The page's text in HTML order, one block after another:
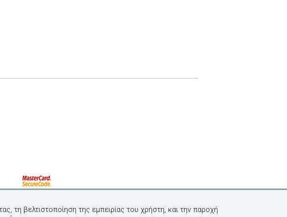
τη βελτιστοποίηση της εμπειρίας του χρήστη, και την παροχή